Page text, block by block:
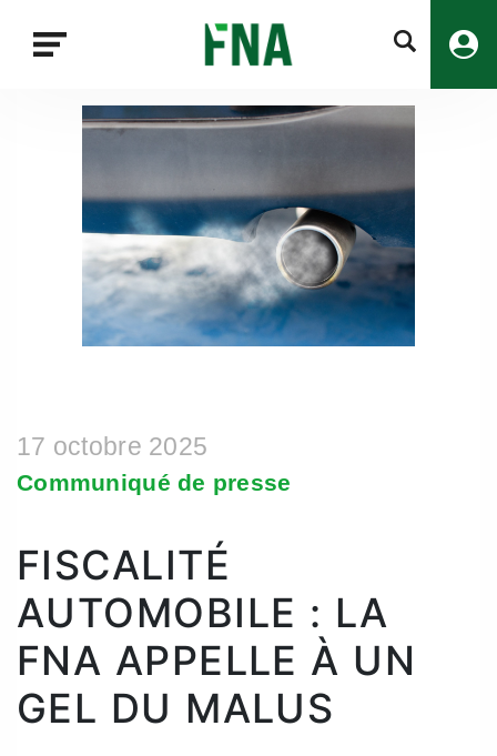
recherche
17 octobre 2025
Communiqué de presse
FISCALITÉ
AUTOMOBILE : LA
FNA APPELLE À UN
GEL DU MALUS